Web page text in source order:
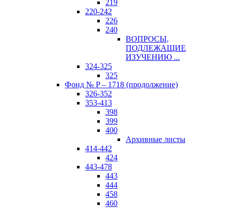
219
220-242
226
240
ВОПРОСЫ,
ПОДЛЕЖАЩИЕ
ИЗУЧЕНИЮ ...
324-325
325
Фонд № P – 1718 (продолжение)
326-352
353-413
398
399
400
Архивные листы
414-442
424
443-478
443
444
458
460